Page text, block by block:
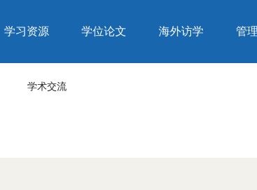
学习资源 学位论文 海外访学 管
学术交流